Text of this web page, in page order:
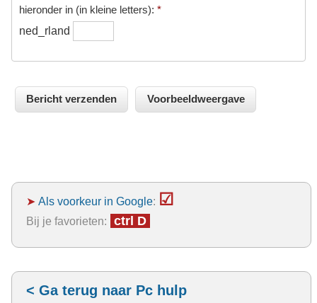
hieronder in (in kleine letters): *
ned_rland
➤ Als voorkeur in Google: ☑
Bij je favorieten: ctrl D
< Ga terug naar Pc hulp